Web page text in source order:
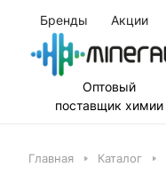
Бренды Акции
Оптовый
поставщик химии
Главная Каталог